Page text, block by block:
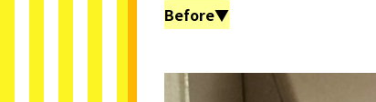
Before▼